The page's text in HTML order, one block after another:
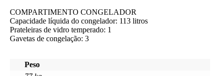
COMPARTIMENTO CONGELADOR
Capacidade líquida do congelador: 113 litros
Prateleiras de vidro temperado: 1
Gavetas de congelação: 3
Peso